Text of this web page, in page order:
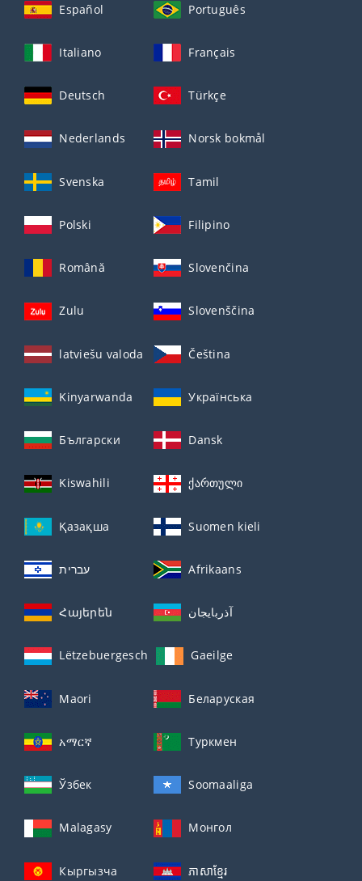
Español Português
Italiano Français
Deutsch Türkçe
Nederlands Norsk bokmål
Svenska Tamil
Polski Filipino
Română Slovenčina
Zulu Slovenščina
latviešu valoda Čeština
Kinyarwanda Українська
Български Dansk
Kiswahili ქართული
Қазақша Suomen kieli
עברית Afrikaans
Հայերեն آذربايجان
Lëtzebuergesch Gaeilge
Maori Беларуская
አማርኛ Туркмен
Ўзбек Soomaaliga
Malagasy Монгол
Кыргызча ភាសាខ្មែរ